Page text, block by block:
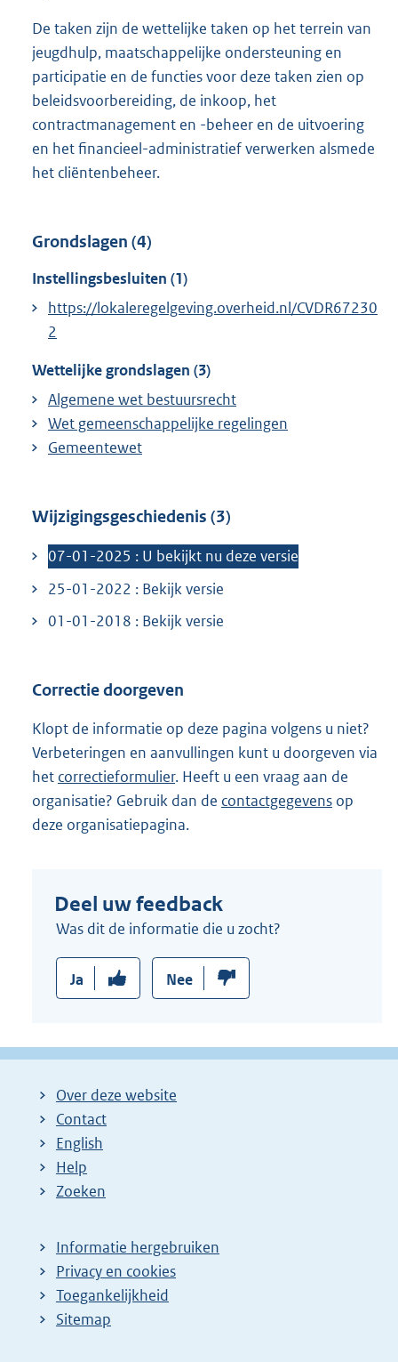
De taken zijn de wettelijke taken op het terrein van
jeugdhulp, maatschappelijke ondersteuning en
participatie en de functies voor deze taken zien op
beleidsvoorbereiding, de inkoop, het
contractmanagement en -beheer en de uitvoering
en het financieel-administratief verwerken alsmede
het cliëntenbeheer.
Grondslagen (4)
Instellingsbesluiten (1)
https://lokaleregelgeving.overheid.nl/CVDR67230
2
Wettelijke grondslagen (3)
Algemene wet bestuursrecht
Wet gemeenschappelijke regelingen
Gemeentewet
Wijzigingsgeschiedenis (3)
07-01-2025 : U bekijkt nu deze versie
25-01-2022 : Bekijk versie
01-01-2018 : Bekijk versie
Correctie doorgeven
Klopt de informatie op deze pagina volgens u niet?
Verbeteringen en aanvullingen kunt u doorgeven via
het correctieformulier. Heeft u een vraag aan de
organisatie? Gebruik dan de contactgegevens op
deze organisatiepagina.
Deel uw feedback
Was dit de informatie die u zocht?
Ja Nee
Over deze website
Contact
English
Help
Zoeken
Informatie hergebruiken
Privacy en cookies
Toegankelijkheid
Sitemap